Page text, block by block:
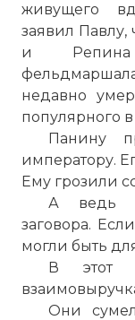
живущего
заявил Павлу,
и Репина
недавно
популярного в
Панину
императору.
Ему грозили
А ведь
заговора.
могли быть
В этот
Они